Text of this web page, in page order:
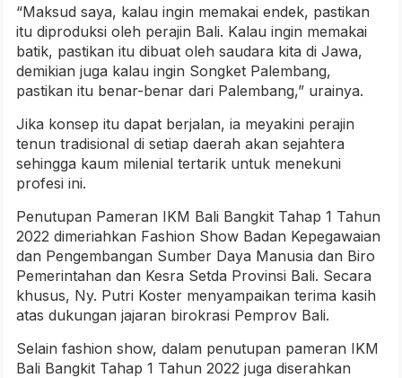
“Maksud saya, kalau ingin memakai endek, pastikan
itu diproduksi oleh perajin Bali. Kalau ingin memakai
batik, pastikan itu dibuat oleh saudara kita di Jawa,
demikian juga kalau ingin Songket Palembang,
pastikan itu benar-benar dari Palembang,” urainya.
Jika konsep itu dapat berjalan, ia meyakini perajin
tenun tradisional di setiap daerah akan sejahtera
sehingga kaum milenial tertarik untuk menekuni
profesi ini.
Penutupan Pameran IKM Bali Bangkit Tahap 1 Tahun
2022 dimeriahkan Fashion Show Badan Kepegawaian
dan Pengembangan Sumber Daya Manusia dan Biro
Pemerintahan dan Kesra Setda Provinsi Bali. Secara
khusus, Ny. Putri Koster menyampaikan terima kasih
atas dukungan jajaran birokrasi Pemprov Bali.
Selain fashion show, dalam penutupan pameran IKM
Bali Bangkit Tahap 1 Tahun 2022 juga diserahkan